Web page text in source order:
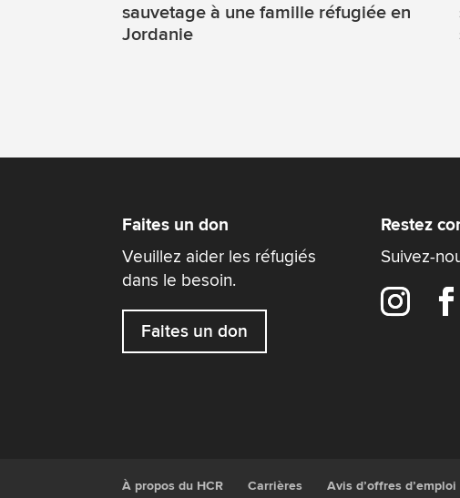
sauvetage à une famille réfugiée en
Jordanie
Faites un don
Veuillez aider les réfugiés
dans le besoin.
Faites un don
Restez
Suivez-
À propos du HCR Carrières Avis d’offres